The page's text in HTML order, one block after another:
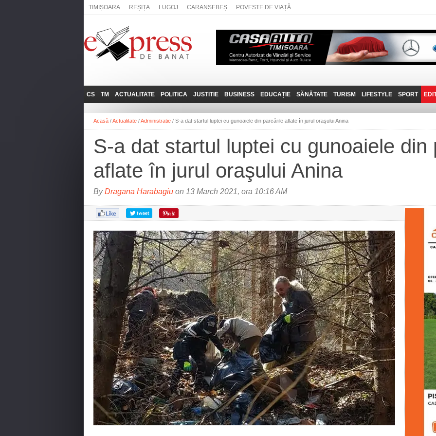
TIMIȘOARA REȘIȚA LUGOJ CARANSEBEȘ POVESTE DE VIAȚĂ
CS
REȘIȚA
CARANSEBEȘ
ANINA
BOCŞA
ORAVIȚA
OȚELU ROŞU
TM
LUGOJ
TIMIȘOARA
ACTUALITATE
ADMINISTRATIE
NAȚIONAL
SOCIAL
POLITICA
EXPRESSLIVE
INTERVIURILE
JUSTITIE BUSINESS
JOB-URI
TEHNIT
EDUCAȚIE SĂNĂTATE TURISM
PRIN MUNȚII
BANATULUI
FANTASTICUL BANAT
TRAVEL VLOG
LIFESTYLE
POVESTE DE VIAȚĂ
SPORT
Acasă /Actualitate /Administratie / S-a dat startul luptei cu gunoaiele din parcările aflate în jurul oraşului Anina
S-a dat startul luptei cu gunoaiele din
aflate în jurul oraşului Anina
ByDragana Harabagiu on 13 March 2021, ora 10:16 AM